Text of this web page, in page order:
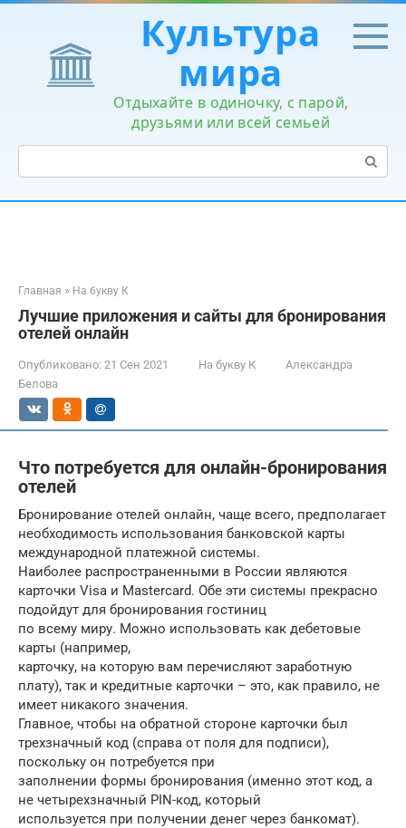
Перейти
контенту
Культура
мира
Отдыхайте в одиночку, с парой,
друзьями или всей семьей
Поиск:
Главная » На букву К
Лучшие приложения и сайты для бронирования
отелей онлайн
Опубликовано: 21 Сен 2021 На букву К
Александра
Белова
Что потребуется для онлайн-бронирования
отелей
Бронирование отелей онлайн, чаще всего, предполагает
необходимость использования банковской карты
международной платежной системы.
Наиболее распространенными в России являются
карточки Visa и Mastercard. Обе эти системы прекрасно
подойдут для бронирования гостиниц
по всему миру. Можно использовать как дебетовые
карты (например,
карточку, на которую вам перечисляют заработную
плату), так и кредитные карточки – это, как правило, не
имеет никакого значения.
Главное, чтобы на обратной стороне карточки был
трехзначный код (справа от поля для подписи),
поскольку он потребуется при
заполнении формы бронирования (именно этот код, а
не четырехзначный PIN-код, который
используется при получении денег через банкомат).